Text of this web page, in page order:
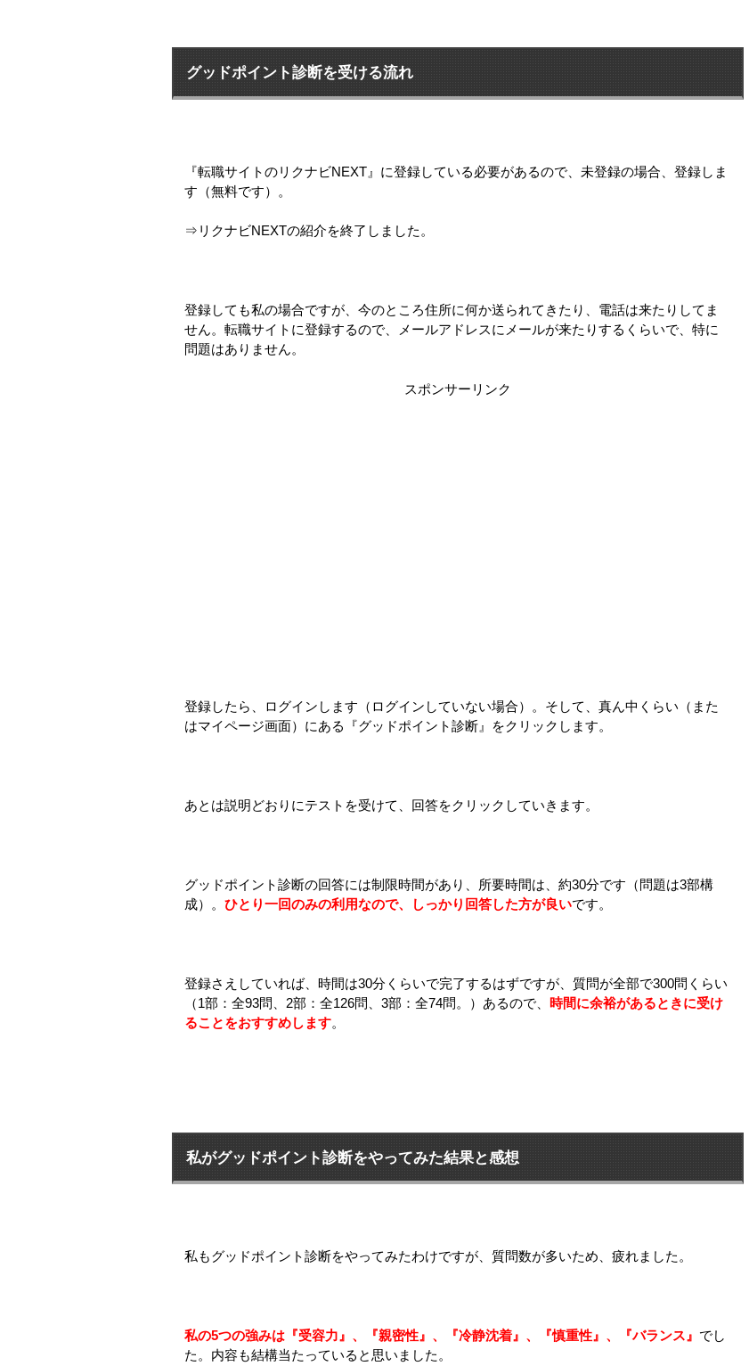
グッドポイント診断を受ける流れ
『転職サイトのリクナビNEXT』に登録している必要があるので、未登録の場合、登録しま
す（無料です）。
⇒リクナビNEXTの紹介を終了しました。
登録しても私の場合ですが、今のところ住所に何か送られてきたり、電話は来たりしてま
せん。転職サイトに登録するので、メールアドレスにメールが来たりするくらいで、特に
問題はありません。
スポンサーリンク
登録したら、ログインします（ログインしていない場合）。そして、真ん中くらい（また
はマイページ画面）にある『グッドポイント診断』をクリックします。
あとは説明どおりにテストを受けて、回答をクリックしていきます。
グッドポイント診断の回答には制限時間があり、所要時間は、約30分です（問題は3部構
成）。 ひとり一回のみの利用なので、しっかり回答した方が良いです。
登録さえしていれば、時間は30分くらいで完了するはずですが、質問が全部で300問くらい
（1部：全93問、2部：全126問、3部：全74問。）あるので、 時間に余裕があるときに受け
ることをおすすめします。
私がグッドポイント診断をやってみた結果と感想
私もグッドポイント診断をやってみたわけですが、質問数が多いため、疲れました。
私の5つの強みは『受容力』、『親密性』、『冷静沈着』、『慎重性』、『バランス』 でし
た。内容も結構当たっていると思いました。